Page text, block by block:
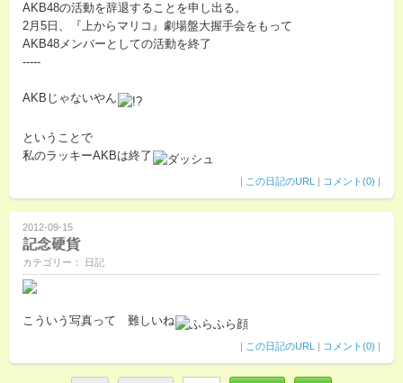
AKB48の活動を辞退することを申し出る。
2月5日、『上からマリコ』劇場盤大握手会をもって
AKB48メンバーとしての活動を終了
-----
AKBじゃないやん
ということで
私のラッキーAKBは終了
| この日記のURL | コメント(0) |
2012-09-15
記念硬貨
カテゴリー： 日記
こういう写真って 難しいね
| この日記のURL | コメント(0) |